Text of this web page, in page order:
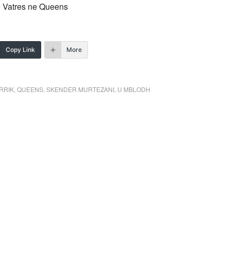
ne Queens
Copy Link More
QUEENS SKENDER MURTEZANI U MBLODH